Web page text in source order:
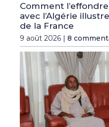
Comment
avec l’Algérie
de la France
9 août 2026 | 8